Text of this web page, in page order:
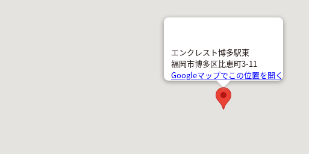
エンクレスト博多駅東
福岡市博多区比恵町3-11
Googleマップでこの位置を開く